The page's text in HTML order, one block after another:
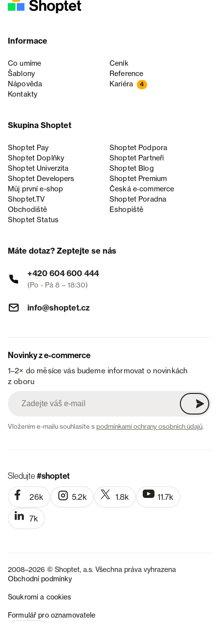
Informace
Co umíme
Ceník
Šablony
Reference
Nápověda
Kariéra 4
Kontakty
Skupina Shoptet
Shoptet Pay
Shoptet Podpora
Shoptet Doplňky
Shoptet Partneři
Shoptet Univerzita
Shoptet Blog
Shoptet Developers
Shoptet Premium
Můj první e-shop
Česká e‑commerce
Shoptet.TV
Shoptet Poradna
Obchodiště
Eshopiště
Shoptet Status
Máte dotaz? Zeptejte se nás
+420 604 600 444
(Po - Pá 8 – 18:30)
info@shoptet.cz
Novinky z e-commerce
1–2× do měsíce vás budeme informovat o novinkách
z oboru
Vložením e-mailu souhlasíte spodmínkami ochrany osobních údajů.
Sledujte#shoptet
26k 5.2k 1.8k 11.7k
7k
2008–2026 © Shoptet, a.s. Všechna práva vyhrazena
Obchodní podmínky
Soukromí a cookies
Formulář pro oznamovatele